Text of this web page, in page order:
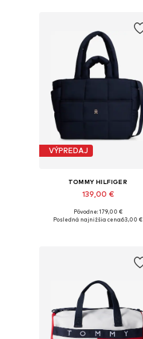
VÝPREDAJ
TOMMY HILFIGER
139,00 €
Dostupné veľkosti: One Size
Pôvodne: 179,00 €
Posledná najnižšia cena:63,00 €